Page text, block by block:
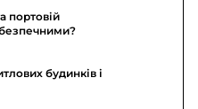
портовій
будинків і